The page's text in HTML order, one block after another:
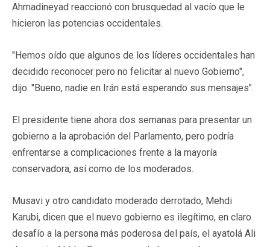
Ahmadineyad reaccionó con brusquedad al vacío que le
hicieron las potencias occidentales.
"Hemos oído que algunos de los líderes occidentales han
decidido reconocer pero no felicitar al nuevo Gobierno",
dijo. "Bueno, nadie en Irán está esperando sus mensajes".
El presidente tiene ahora dos semanas para presentar un
gobierno a la aprobación del Parlamento, pero podría
enfrentarse a complicaciones frente a la mayoría
conservadora, así como de los moderados.
Musavi y otro candidato moderado derrotado, Mehdi
Karubi, dicen que el nuevo gobierno es ilegítimo, en claro
desafío a la persona más poderosa del país, el ayatolá Ali